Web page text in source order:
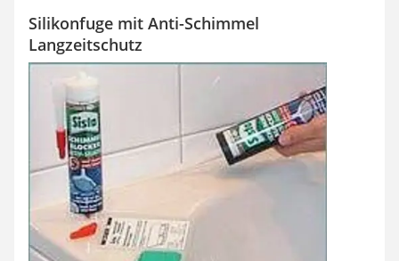
Silikonfuge mit Anti-Schimmel
Langzeitschutz